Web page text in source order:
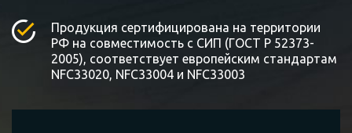
Продукция сертифицирована на территории
РФ на совместимость с СИП (ГОСТ Р 52373-
2005), соответствует европейским стандартам
NFC33020, NFC33004 и NFC33003